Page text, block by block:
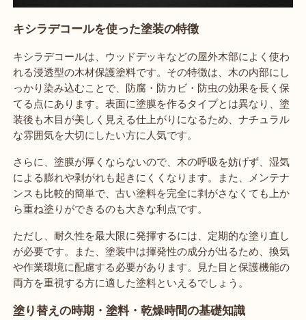
キシラデコールを使った塗装の特徴
キシラデコールは、ウッドデッキなどの屋外木部によく使わ
れる浸透型の木材保護塗料です。その特徴は、木の内部にし
っかり染み込むことで、防腐・防カビ・防虫の効果を長く保
てる点にあります。表面に塗膜を作るタイプとは異なり、塗
装後も木目が美しく見える仕上がりになるため、ナチュラル
な雰囲気を大切にしたい方に人気です。
さらに、塗膜が厚くならないので、木の呼吸を妨げず、湿気
による膨れや剥がれも起きにくくなります。また、メンテナ
ンスも比較的簡単で、古い塗料を完全に剥がさなくても上か
ら重ね塗りができるのも大きな利点です。
ただし、耐久性を最大限に発揮するには、定期的な塗り直し
が必要です。また、塗装中は揮発性の成分が出るため、換気
や作業環境に配慮する必要があります。見た目と保護機能の
両方を重視する方に適した塗料といえるでしょう。
塗り替えの時期・塗料・乾燥時間の基礎知識